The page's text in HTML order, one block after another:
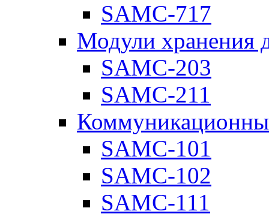
SAMC-717
Модули хранения
SAMC-203
SAMC-211
SAMC-101
SAMC-102
SAMC-111